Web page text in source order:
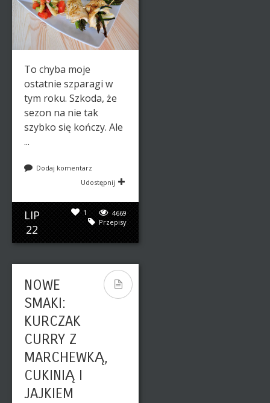
To chyba moje
ostatnie szparagi w
tym roku. Szkoda, że
sezon na nie tak
szybko się kończy. Ale
...
Dodaj komentarz
Udostępnij
LIP
22
4669
1
Przepisy
NOWE
SMAKI:
KURCZAK
CURRY Z
MARCHEWKĄ,
CUKINIĄ I
JAJKIEM